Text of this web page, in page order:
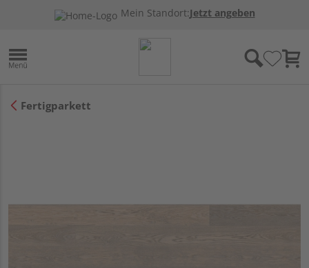
Mein Standort:Jetzt angeben
Fertigparkett